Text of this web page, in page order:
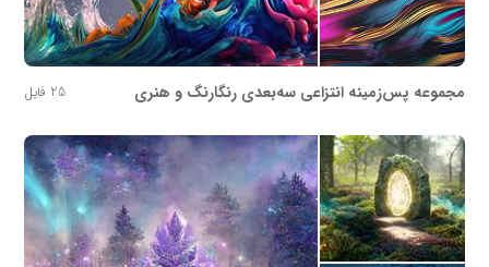
مجموعه پس‌زمینه انتزاعی سه‌بعدی رنگارنگ و هنری 25 فایل